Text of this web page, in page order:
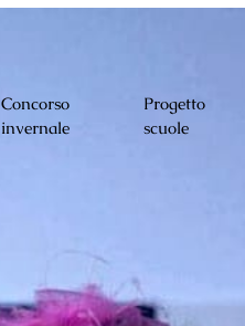
Concorso
invernale
Progetto
scuole